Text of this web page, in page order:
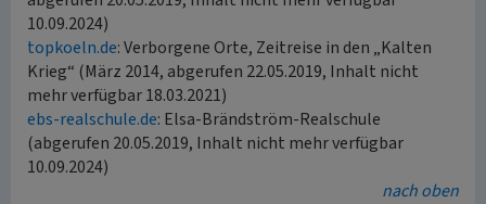
10.09.2024)
topkoeln.de: Verborgene Orte, Zeitreise in den „Kalten
Krieg“ (März 2014, abgerufen 22.05.2019, Inhalt nicht
mehr verfügbar 18.03.2021)
ebs-realschule.de: Elsa-Brändström-Realschule
(abgerufen 20.05.2019, Inhalt nicht mehr verfügbar
10.09.2024)
nach oben